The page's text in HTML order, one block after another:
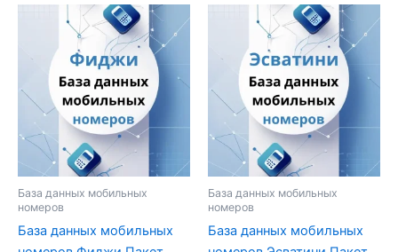
База данных мобильных
номеров
База данных мобильных
База данных мобильных
номеров
База данных мобильных